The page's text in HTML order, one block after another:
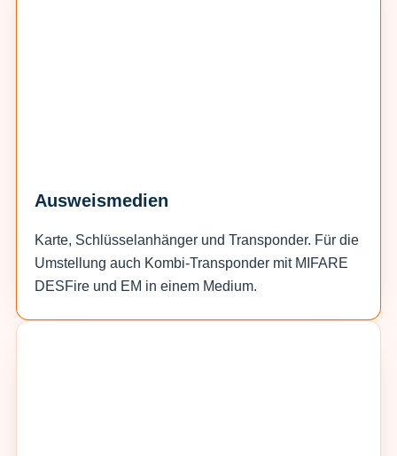
Ausweismedien
Karte, Schlüsselanhänger und Transponder. Für die
Umstellung auch Kombi-Transponder mit MIFARE
DESFire und EM in einem Medium.